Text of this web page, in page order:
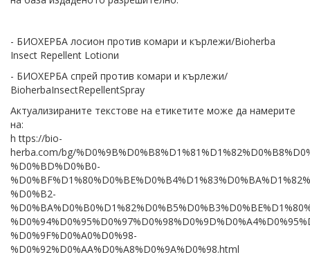
- БИОХЕРБА лосион против комари и кърлежи/Bioherba
Insect Repellent Lotionи
- БИОХЕРБА спрей против комари и кърлежи/
BioherbaInsectRepellentSpray
Актуализираните текстове на етикетите може да намерите
на:
h ttps://bio-
herba.com/bg/
%D0%BD%D0%B0-
%D0%B2-
%D0%9F%D0%A0%D0%98-
%D0%92%D0%AA%D0%A8%D0%9A%D0%98.html